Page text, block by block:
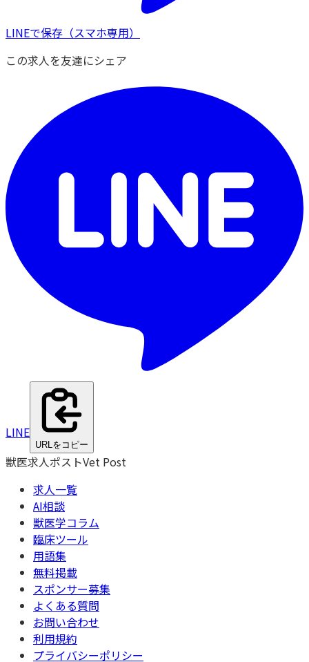
LINEで保存 （スマホ専用）
この求人を友達にシェア
LINE
URLをコピー
獣医求人ポストVet Post
求人一覧
AI相談
獣医学コラム
臨床ツール
用語集
無料掲載
スポンサー募集
よくある質問
お問い合わせ
利用規約
プライバシーポリシー